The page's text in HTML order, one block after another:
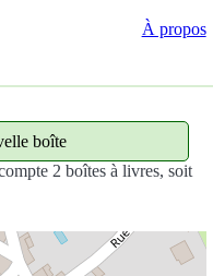
À propos
2 boîtes à livres, soit
boîte